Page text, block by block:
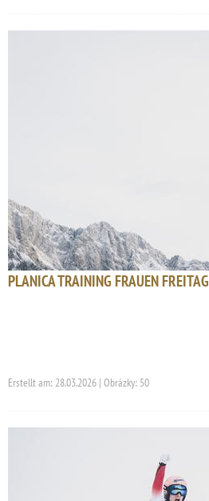
PLANICA TRAINING FRAUEN FREITAG
Erstellt am: 28.03.2026 | Obrázky: 50